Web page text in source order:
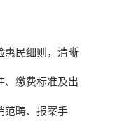
惠民细则，清晰
、缴费标准及出
范畴、报案手